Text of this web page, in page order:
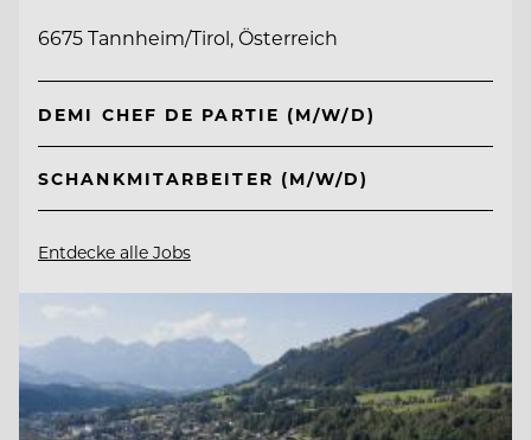
6675 Tannheim/Tirol, Österreich
DEMI CHEF DE PARTIE (M/W/D)
SCHANKMITARBEITER (M/W/D)
Entdecke alle Jobs